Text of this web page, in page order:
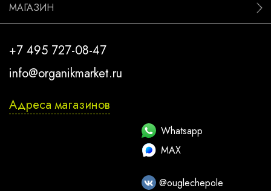
МАГАЗИН
+7 495 727-08-47
info@organikmarket.ru
Адреса магазинов
Whatsapp
MAX
@ouglechepole